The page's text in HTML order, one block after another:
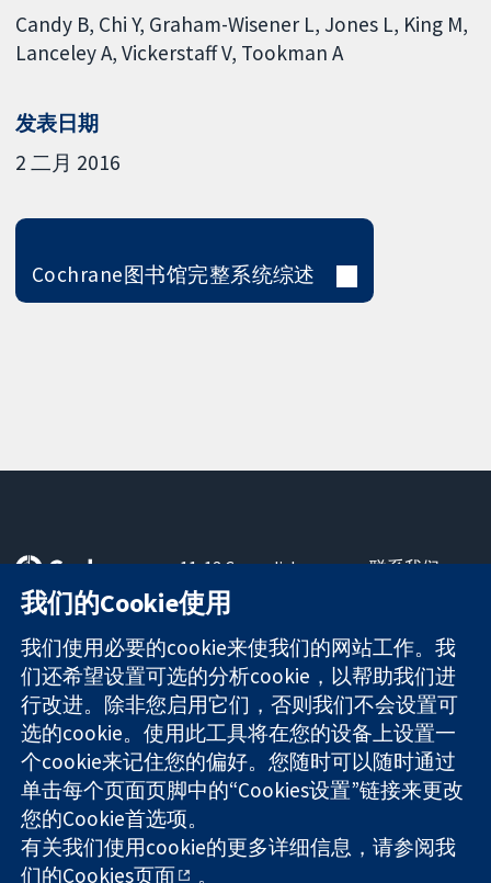
Candy B Chi Y Graham-Wisener L Jones L King M
Lanceley A Vickerstaff V Tookman A
发表日期
2 二月 2016
Cochrane图书馆完整系统综述
可信任的证据
知情决定
更完善的医疗健
康
11-13 Cavendish
Square
London
W1G 0AN
United Kingdom
联系我们
关于我们
工作机会
Cochrane
Library
The Cochrane Collaboration is a charity (no. 1045921) and a
company limited by guarantee (no. 03044323) registered in
England & Wales. VAT registration number GB 718 2127 49.
我们的Cookie使用
我们使用必要的cookie来使我们的网站工作。我
们还希望设置可选的分析cookie，以帮助我们进
行改进。除非您启用它们，否则我们不会设置可
选的cookie。使用此工具将在您的设备上设置一
个cookie来记住您的偏好。您随时可以随时通过
单击每个页面页脚中的“Cookies设置”链接来更改
您的Cookie首选项。
有关我们使用cookie的更多详细信息，请参阅我
们的Cookies页面 。